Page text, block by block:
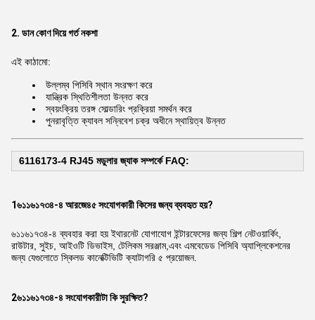
2. ডান কোণ দিয়ে গর্ত নকশা
এই কাঠামো:
উল্লম্ব পিসিবি স্থান সংরক্ষণ করে
যান্ত্রিক স্থিতিশীলতা উন্নত করে
স্বয়ংক্রিয় তরঙ্গ সোল্ডারিং প্রক্রিয়া সমর্থন করে
পুনরাবৃত্তি ক্যাবল সন্নিবেশ চক্র অধীনে স্থায়িত্ব উন্নত
6116173-4 RJ45 মডুলার জ্যাক সম্পর্কে FAQ:
1৬১১৬১৭৩৪-৪ আরজে৪৫ সংযোগকারী কিসের জন্য ব্যবহৃত হয়?
৬১১৬১৭৩৪-৪ ব্যবহার করা হয় ইথারনেট যোগাযোগ ইন্টারফেসের জন্য শিল্প নেটওয়ার্কিং,
রাউটার, সুইচ, আইওটি ডিভাইস, টেলিকম সরঞ্জাম,এবং এমবেডেড পিসিবি অ্যাপ্লিকেশনের
জন্য যেগুলোতে স্কিলড কানেক্টিভিটি ক্যাটাগরি ৫ প্রয়োজন.
2৬১১৬১৭৩৪-৪ সংযোগকারীটা কি সুরক্ষিত?